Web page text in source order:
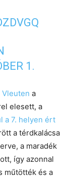
1.
Vleuten a
elesett, a
a 7. helyen ért
a térdkalácsa
a maradék
így azonnal
műtötték és a